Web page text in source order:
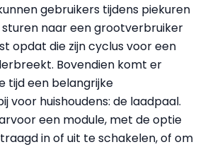
gebruikers tijdens piekuren
naar een grootverbruiker
opdat die zijn cyclus voor een
Bovendien komt er
tijd een belangrijke
voor huishoudens: de laadpaal.
een module, met de optie
in of uit te schakelen, of om